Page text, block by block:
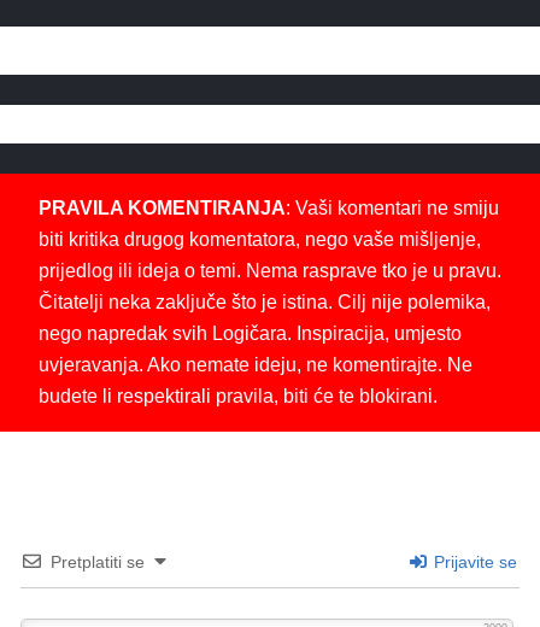
PRAVILA KOMENTIRANJA: Vaši komentari ne smiju
biti kritika drugog komentatora, nego vaše mišljenje,
prijedlog ili ideja o temi. Nema rasprave tko je u pravu.
Čitatelji neka zaključe što je istina. Cilj nije polemika,
nego napredak svih Logičara. Inspiracija, umjesto
uvjeravanja. Ako nemate ideju, ne komentirajte. Ne
budete li respektirali pravila, biti će te blokirani.
Pretplatiti se Prijavite se